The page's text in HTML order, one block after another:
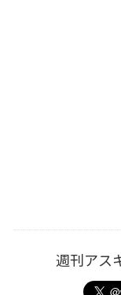
週刊アス